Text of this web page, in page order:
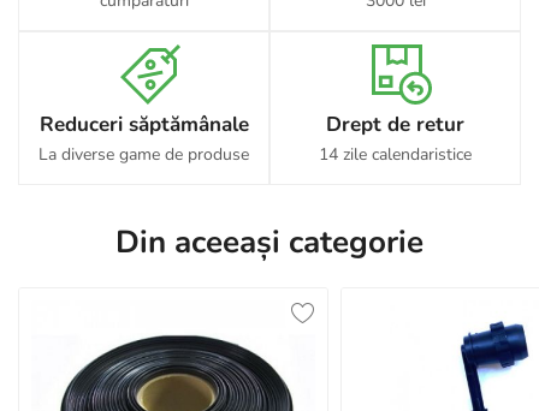
Reduceri săptămânale
La diverse game de produse
Drept de retur
14 zile calendaristice
Din aceeași categorie